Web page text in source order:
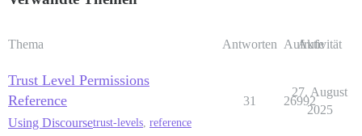
Thema Antworten Aufrufe
Aktivität
Trust Level Permissions
Reference
Using Discoursetrust-levels, reference
31 26992
27. August
2025